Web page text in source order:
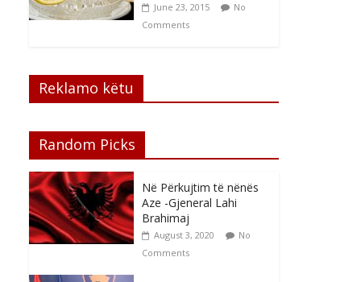
June 23, 2015
No
Comments
Reklamo këtu
Random Picks
Në Përkujtim të nënës
Aze -Gjeneral Lahi
Brahimaj
August 3, 2020
No
Comments